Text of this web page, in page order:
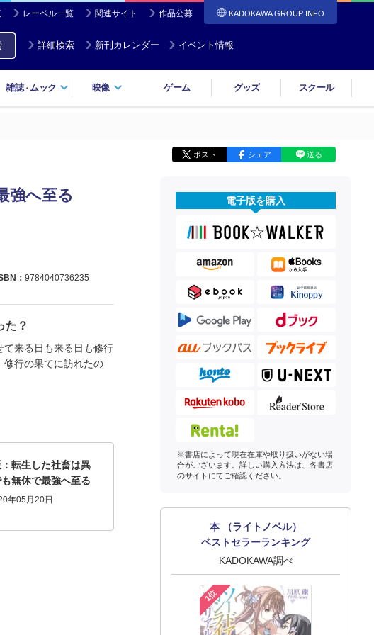
レーベル一覧 関連サイト 作品公募 KADOKAWA GROUP INFO
詳細検索 新刊カレンダー イベント情報
雑誌・ ムック 映像 ゲーム グッズ スクール
ポスト シェア 送る
強へ至る
： 9784040736235
た？
来る日も来る日も修行
修行の果てに訪れたの
転生した社畜は異
無休で最強へ至る
年05月20日
電子版を購入
※書店によって現在在庫や取り扱いがない場
合がございます。詳しい購入方法は、各書店
のサイトにてご確認ください。
本 （ライトノベル）
ベストセラーランキング
KADOKAWA調べ
1位